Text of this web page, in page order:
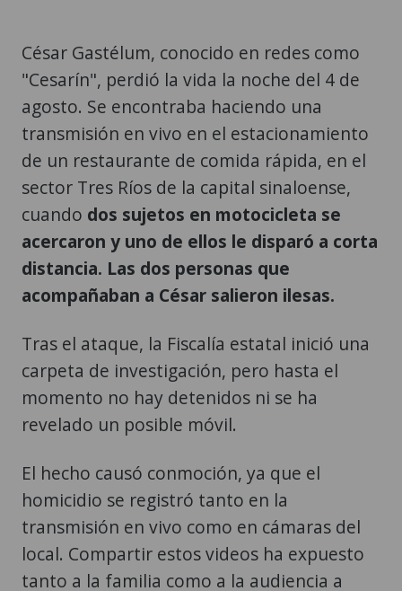
César Gastélum, conocido en redes como
"Cesarín", perdió la vida la noche del 4 de
agosto. Se encontraba haciendo una
transmisión en vivo en el estacionamiento
de un restaurante de comida rápida, en el
sector Tres Ríos de la capital sinaloense,
cuando dos sujetos en motocicleta se
acercaron y uno de ellos le disparó a corta
distancia. Las dos personas que
acompañaban a César salieron ilesas.
Tras el ataque, la Fiscalía estatal inició una
carpeta de investigación, pero hasta el
momento no hay detenidos ni se ha
revelado un posible móvil.
El hecho causó conmoción, ya que el
homicidio se registró tanto en la
transmisión en vivo como en cámaras del
local. Compartir estos videos ha expuesto
tanto a la familia como a la audiencia a